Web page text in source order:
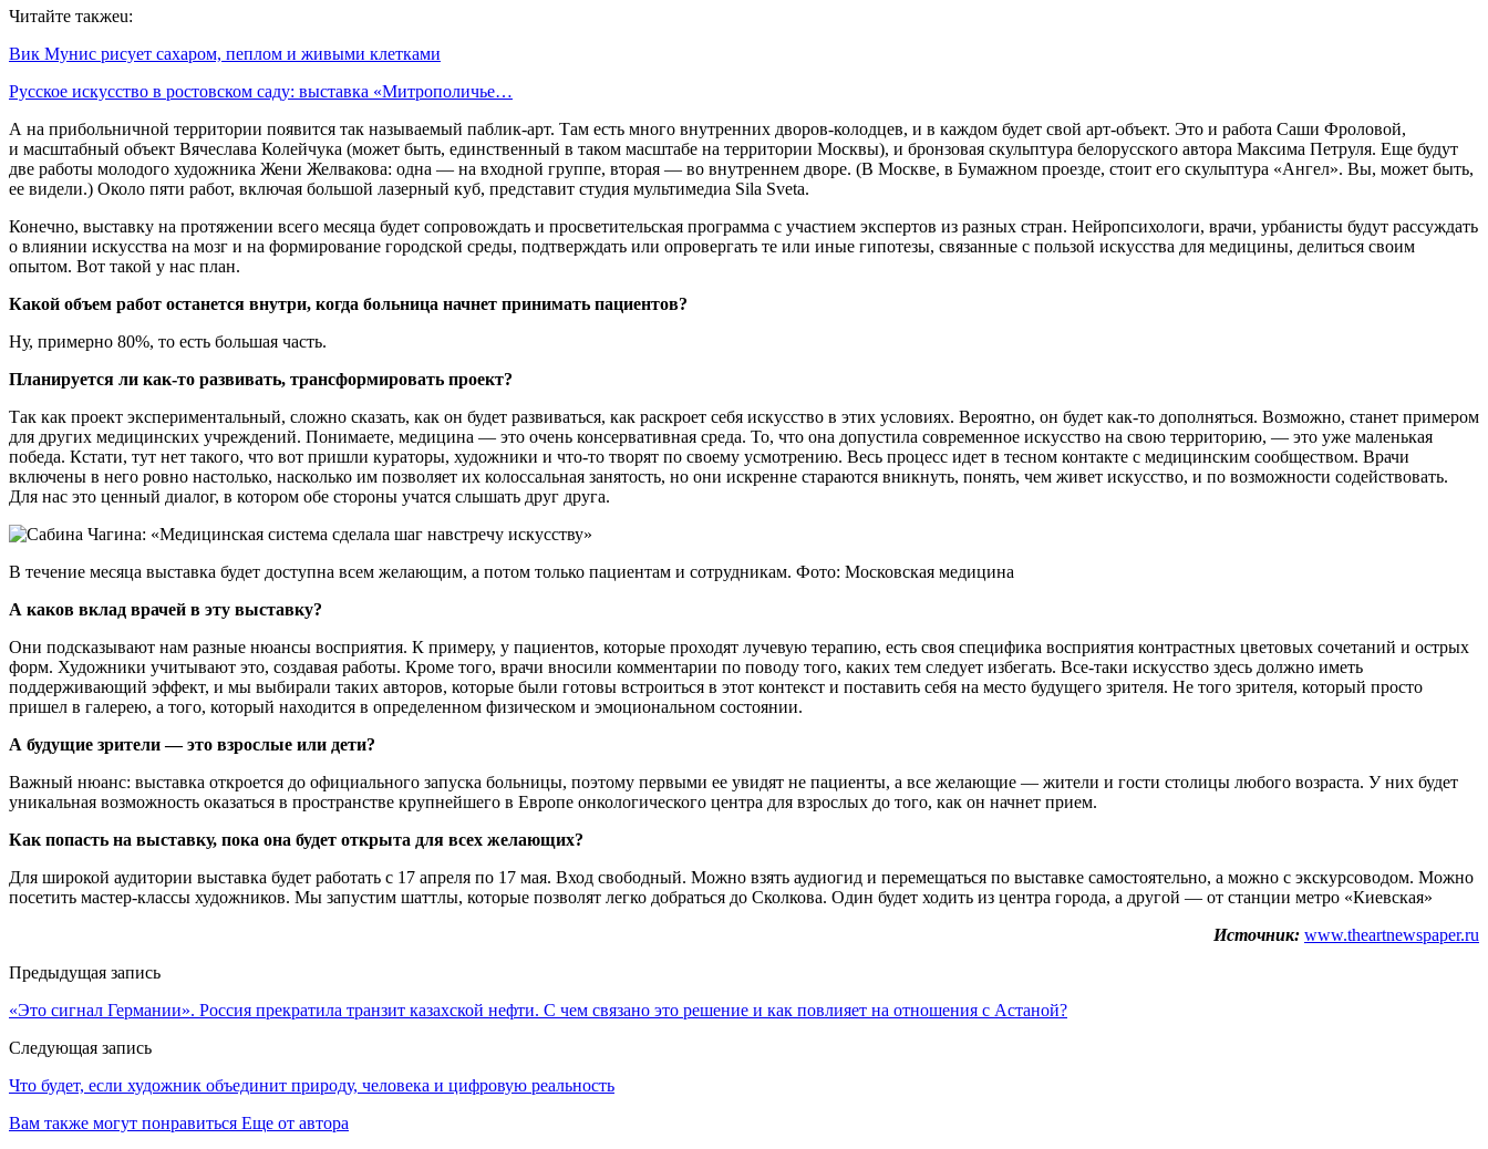
Читайте такжеu:
Вик Мунис рисует сахаром, пеплом и живыми клетками
Русское искусство в ростовском саду: выставка «Митрополичье…
А на прибольничной территории появится так называемый паблик-арт. Там есть много внутренних дворов-колодцев, и в каждом будет свой арт-объект. Это и работа Саши Фроловой,
и масштабный объект Вячеслава Колейчука (может быть, единственный в таком масштабе на территории Москвы), и бронзовая скульптура белорусского автора Максима Петруля. Еще будут
две работы молодого художника Жени Желвакова: одна — на входной группе, вторая — во внутреннем дворе. (В Москве, в Бумажном проезде, стоит его скульптура «Ангел». Вы, может быть,
ее видели.) Около пяти работ, включая большой лазерный куб, представит студия мультимедиа Sila Sveta.
Конечно, выставку на протяжении всего месяца будет сопровождать и просветительская программа с участием экспертов из разных стран. Нейропсихологи, врачи, урбанисты будут рассуждать
о влиянии искусства на мозг и на формирование городской среды, подтверждать или опровергать те или иные гипотезы, связанные с пользой искусства для медицины, делиться своим
опытом. Вот такой у нас план.
Какой объем работ останется внутри, когда больница начнет принимать пациентов?
Ну, примерно 80%, то есть большая часть.
Планируется ли как-то развивать, трансформировать проект?
Так как проект экспериментальный, сложно сказать, как он будет развиваться, как раскроет себя искусство в этих условиях. Вероятно, он будет как-то дополняться. Возможно, станет примером
для других медицинских учреждений. Понимаете, медицина — это очень консервативная среда. То, что она допустила современное искусство на свою территорию, — это уже маленькая
победа. Кстати, тут нет такого, что вот пришли кураторы, художники и что-то творят по своему усмотрению. Весь процесс идет в тесном контакте с медицинским сообществом. Врачи
включены в него ровно настолько, насколько им позволяет их колоссальная занятость, но они искренне стараются вникнуть, понять, чем живет искусство, и по возможности содействовать.
Для нас это ценный диалог, в котором обе стороны учатся слышать друг друга.
В течение месяца выставка будет доступна всем желающим, а потом только пациентам и сотрудникам. Фото: Московская медицина
А каков вклад врачей в эту выставку?
Они подсказывают нам разные нюансы восприятия. К примеру, у пациентов, которые проходят лучевую терапию, есть своя специфика восприятия контрастных цветовых сочетаний и острых
форм. Художники учитывают это, создавая работы. Кроме того, врачи вносили комментарии по поводу того, каких тем следует избегать. Все-таки искусство здесь должно иметь
поддерживающий эффект, и мы выбирали таких авторов, которые были готовы встроиться в этот контекст и поставить себя на место будущего зрителя. Не того зрителя, который просто
пришел в галерею, а того, который находится в определенном физическом и эмоциональном состоянии.
А будущие зрители — это взрослые или дети?
Важный нюанс: выставка откроется до официального запуска больницы, поэтому первыми ее увидят не пациенты, а все желающие — жители и гости столицы любого возраста. У них будет
уникальная возможность оказаться в пространстве крупнейшего в Европе онкологического центра для взрослых до того, как он начнет прием.
Как попасть на выставку, пока она будет открыта для всех желающих?
Для широкой аудитории выставка будет работать с 17 апреля по 17 мая. Вход свободный. Можно взять аудиогид и перемещаться по выставке самостоятельно, а можно с экскурсоводом. Можно
посетить мастер-классы художников. Мы запустим шаттлы, которые позволят легко добраться до Сколкова. Один будет ходить из центра города, а другой — от станции метро «Киевская»
Источник: www.theartnewspaper.ru
Предыдущая запись
«Это сигнал Германии». Россия прекратила транзит казахской нефти. С чем связано это решение и как повлияет на отношения с Астаной?
Следующая запись
Что будет, если художник объединит природу, человека и цифровую реальность
Вам также могут понравиться Еще от автора